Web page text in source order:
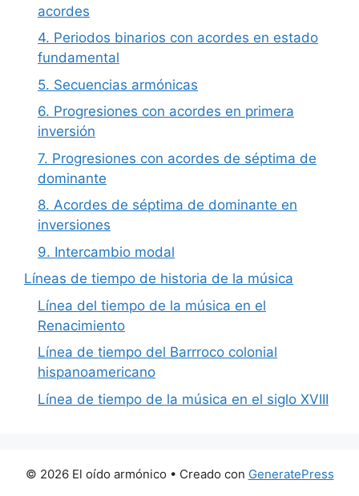
acordes
4. Periodos binarios con acordes en estado
fundamental
5. Secuencias armónicas
6. Progresiones con acordes en primera
inversión
7. Progresiones con acordes de séptima de
dominante
8. Acordes de séptima de dominante en
inversiones
9. Intercambio modal
Líneas de tiempo de historia de la música
Línea del tiempo de la música en el
Renacimiento
Línea de tiempo del Barrroco colonial
hispanoamericano
Línea de tiempo de la música en el siglo XVIII
© 2026 El oído armónico • Creado con GeneratePress